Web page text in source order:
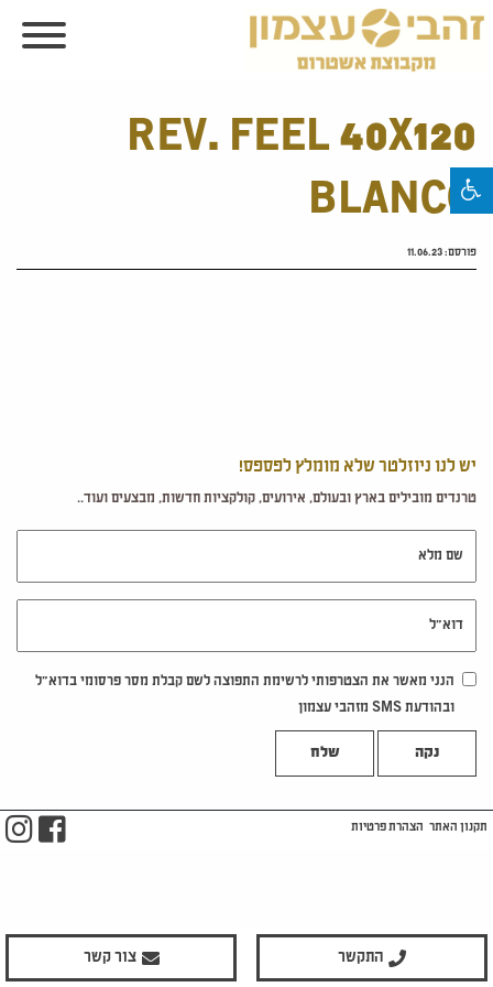
REV. FEEL 40X120
BLANCO
פורסם:11.06.23
יש לנו ניוזלטר שלא מומלץ לפספס!
טרנדים מובילים בארץ ובעולם, אירועים, קולקציות חדשות, מבצעים ועוד..
הנני מאשר את הצטרפותי לרשימת התפוצה לשם קבלת מסר פרסומי בדוא"ל
ובהודעת SMS מזהבי עצמון
נקה
התקשר צור קשר
תקנון האתר הצהרת פרטיות